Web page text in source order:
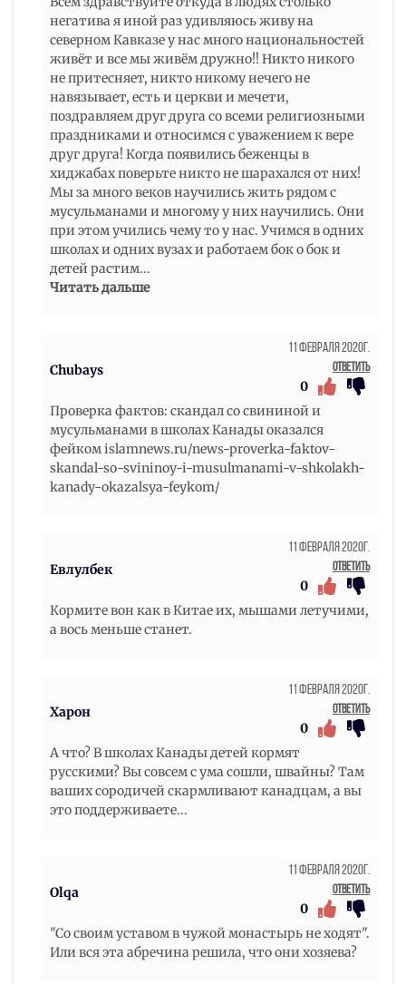
негатива я иной раз удивляюсь живу на
северном Кавказе у нас много национальностей
живёт и все мы живём дружно!! Никто никого
не притесняет, никто никому нечего не
навязывает, есть и церкви и мечети,
поздравляем друг друга со всеми религиозными
праздниками и относимся с уважением к вере
друг друга! Когда появились беженцы в
хиджабах поверьте никто не шарахался от них!
Мы за много веков научились жить рядом с
мусульманами и многому у них научились. Они
при этом учились чему то у нас. Учимся в одних
школах и одних вузах и работаем бок о бок и
детей растим...
Читать дальше
Chubays
11 Февраля 2020г.
Ответить
0
Проверка фактов: скандал со свининой и
мусульманами в школах Канады оказался
фейком islamnews.ru/news-proverka-faktov-
skandal-so-svininoy-i-musulmanami-v-shkolakh-
kanady-okazalsya-feykom/
Евлулбек
11 Февраля 2020г.
Ответить
0
Кормите вон как в Китае их, мышами летучими,
а вось меньше станет.
Харон
11 Февраля 2020г.
Ответить
0
А что? В школах Канады детей кормят
русскими? Вы совсем с ума сошли, швайны? Там
ваших сородичей скармливают канадцам, а вы
это поддерживаете...
Olqa
11 Февраля 2020г.
Ответить
0
"Со своим уставом в чужой монастырь не ходят".
Или вся эта абречина решила, что они хозяева?